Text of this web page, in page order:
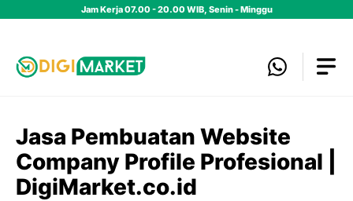
Jam Kerja 07.00 - 20.00 WIB, Senin - Minggu
Jasa Pembuatan Website
Company Profile Profesional |
DigiMarket.co.id